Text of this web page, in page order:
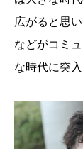
広がると思
などがコミ
な時代に突